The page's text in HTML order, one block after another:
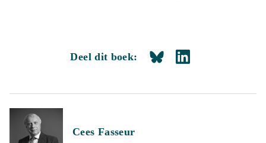
Deel dit boek:
Cees Fasseur